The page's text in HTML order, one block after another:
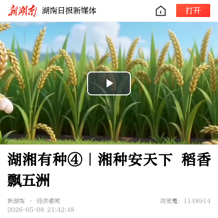
湖南日报新媒体 打开
Play
Video
湖湘有种④｜湘种安天下 稻香
飘五洲
新湖南 • 经济要闻
浏览量：1148914
2026-05-08 21:42:48